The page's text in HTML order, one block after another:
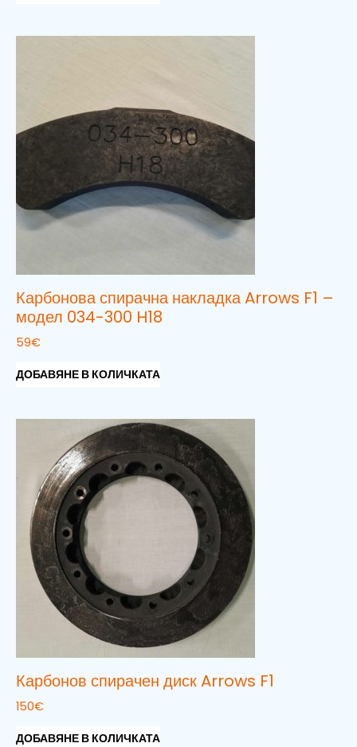
Карбонова спирачна накладка Arrows F1 –
модел 034-300 H18
59€
ДОБАВЯНЕ В КОЛИЧКАТА
Карбонов спирачен диск Arrows F1
150€
ДОБАВЯНЕ В КОЛИЧКАТА